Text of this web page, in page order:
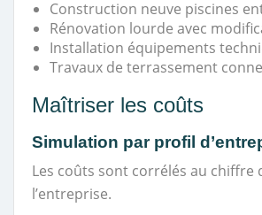
Construction neuve piscines
Rénovation lourde avec
Installation équipements
Travaux de terrassement
Maîtriser les coûts
Simulation par profil
Les coûts sont corrélés au chiffre
l’entreprise.